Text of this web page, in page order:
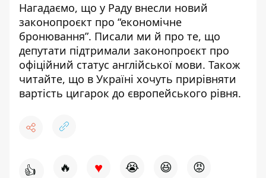
Нагадаємо, що у Раду внесли новий
законопроєкт про “економічне
бронювання”. Писали ми й про те, що
депутати підтримали законопроєкт про
офіційний статус англійської мови. Також
читайте, що в Україні хочуть прирівняти
вартість цигарок до європейського рівня.
👍 🔥 ♥ 😭 😆 😡